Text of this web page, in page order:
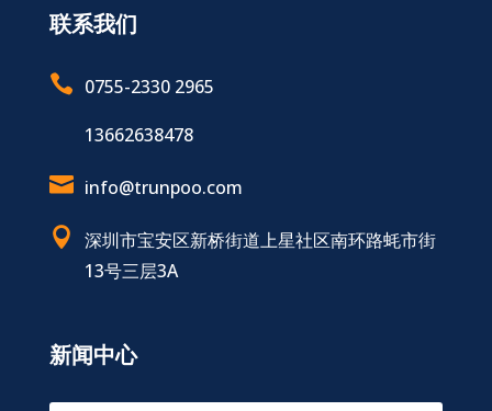
联系我们
 0755-2330 2965
13662638478
 info@trunpoo.com
 深圳市宝安区新桥街道上星社区南环路蚝市街
13号三层3A
新闻中心